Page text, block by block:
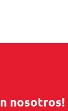
nosotros!